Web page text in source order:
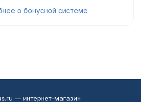
о бонусной системе
— интернет-магазин